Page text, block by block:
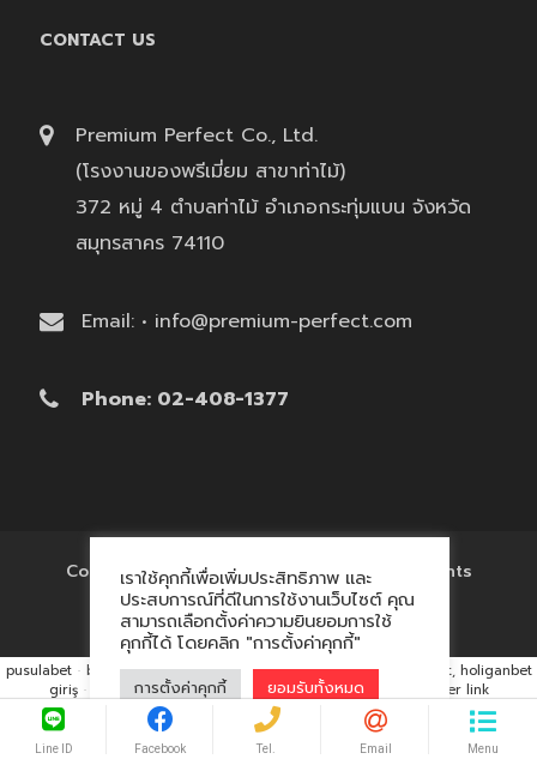
CONTACT US
Premium Perfect Co., Ltd.
(โรงงานของพรีเมี่ยม สาขาท่าไม้)
372 หมู่ 4 ตำบลท่าไม้ อำเภอกระทุ่มแบน จังหวัด
สมุทรสาคร 74110
Email: • info@premium-perfect.com
Phone: 02-408-1377
Copyright © 2017 'โรงงานของพรีเมี่ยม' All Rights
Reserved.
เราใช้คุกกี้เพื่อเพิ่มประสิทธิภาพ และ
ประสบการณ์ที่ดีในการใช้งานเว็บไซต์ คุณ
สามารถเลือกตั้งค่าความยินยอมการใช้
คุกกี้ได้ โดยคลิก "การตั้งค่าคุกกี้"
การตั้งค่าคุกกี้ ยอมรับทั้งหมด
pusulabet · betyap · avrupabet · matbet, matbet giriş ·
holiganbet, holiganbet
giriş · cratosroyalbet · maxwin hacklink market, kalıcı footer link